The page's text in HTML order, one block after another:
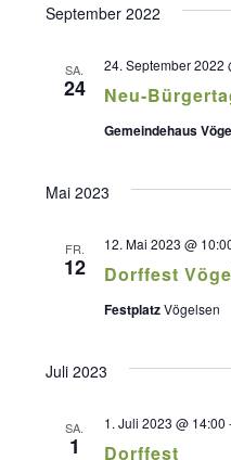
wählen.
September 2022
SA.
24 Neu-
24. September 2022
Gemeindehaus
Mai 2023
FR.
12 Dorffest
12. Mai 2023 @
FestplatzVögelsen
Juli 2023
SA.
1 Dorffest
1. Juli 2023 @ 14:00